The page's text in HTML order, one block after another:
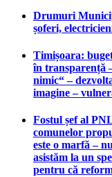
Drumuri
șoferi,
Timișoara:
în transparență
nimic“ –
imagine –
Fostul șef al
comunelor
este o marfă –
asistăm la un
pentru că